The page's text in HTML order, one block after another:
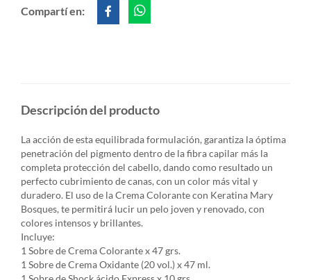
Compartí en:
Descripción del producto
La acción de esta equilibrada formulación, garantiza la óptima
penetración del pigmento dentro de la fibra capilar más la
completa protección del cabello, dando como resultado un
perfecto cubrimiento de canas, con un color más vital y
duradero. El uso de la Crema Colorante con Keratina Mary
Bosques, te permitirá lucir un pelo joven y renovado, con
colores intensos y brillantes.
Incluye:
1 Sobre de Crema Colorante x 47 grs.
1 Sobre de Crema Oxidante (20 vol.) x 47 ml.